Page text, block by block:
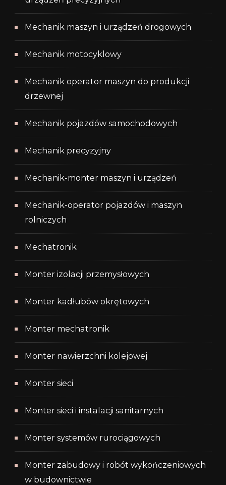
Mechanik maszyn i urządzeń drogowych
Mechanik motocyklowy
Mechanik operator maszyn do produkcji
drzewnej
Mechanik pojazdów samochodowych
Mechanik precyzyjny
Mechanik-monter maszyn i urządzeń
Mechanik-operator pojazdów i maszyn
rolniczych
Mechatronik
Monter izolacji przemysłowych
Monter kadłubów okrętowych
Monter mechatronik
Monter nawierzchni kolejowej
Monter sieci
Monter sieci i instalacji sanitarnych
Monter systemów rurociągowych
Monter zabudowy i robót wykończeniowych
w budownictwie